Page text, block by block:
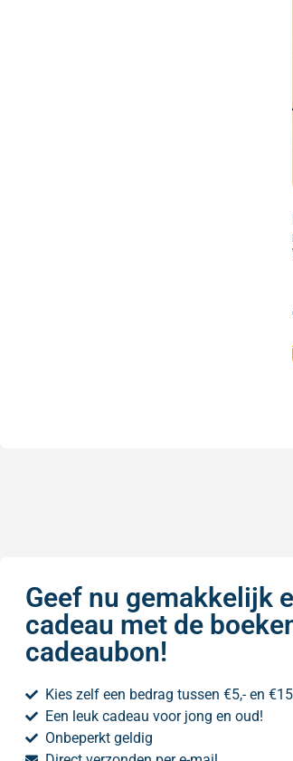
Geef nu gemakkelijk
cadeau met de
cadeaubon!
Kies zelf een bedrag tussen €5,- en
Een leuk cadeau voor jong en oud!
Onbeperkt geldig